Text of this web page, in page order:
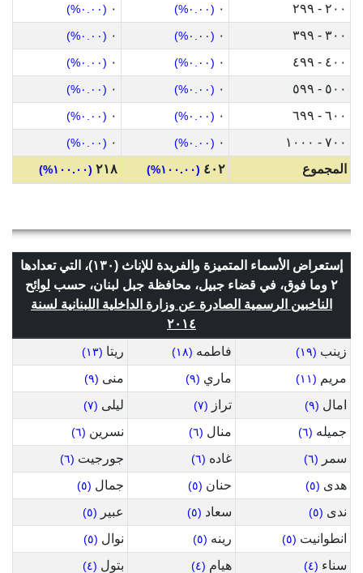
٢٠٠ - ٢٩٩ ٠ (٠.٠٠%) ٠ (٠.٠٠%)
٣٠٠ - ٣٩٩ ٠ (٠.٠٠%) ٠ (٠.٠٠%)
٤٠٠ - ٤٩٩ ٠ (٠.٠٠%) ٠ (٠.٠٠%)
٥٠٠ - ٥٩٩ ٠ (٠.٠٠%) ٠ (٠.٠٠%)
٦٠٠ - ٦٩٩ ٠ (٠.٠٠%) ٠ (٠.٠٠%)
٧٠٠ - ١٠٠٠ ٠ (٠.٠٠%) ٠ (٠.٠٠%)
المجموع ٤٠٢ (١٠٠.٠٠%) ٢١٨ (١٠٠.٠٠%)
إستعراض الأسماء المتميزة والفريدة للإناث (١٣٠)، التي تعدادها
٢ وما فوق، في قضاء جبيل، محافظة جبل لبنان، حسب
لوائح
الناخبين الرسمية الصادرة عن وزارة الداخلية اللبنانية لسنة
٢٠١٤
زينب (١٩) فاطمه (١٨) ريتا (١٣)
مريم (١١) ماري (٩) منى (٩)
امال (٩) تراز (٧) ليلى (٧)
جميله (٦) منال (٦) نسرين (٦)
سمر (٦) غاده (٦) جورجيت (٦)
هدى (٥) حنان (٥) جمال (٥)
ندى (٥) سعاد (٥) عبير (٥)
انطوانيت (٥) رينه (٥) نوال (٥)
سناء (٤) هيام (٤) بتول (٤)